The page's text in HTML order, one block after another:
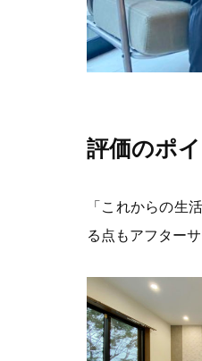
評価のポ
「これからの生
る点もアフター